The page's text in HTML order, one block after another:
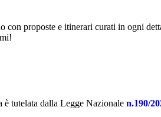
con proposte e itinerari curati in ogni
tutelata dalla Legge Nazionale n.190/